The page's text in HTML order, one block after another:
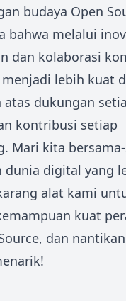
budaya Open
bahwa melalui
dan kolaborasi
lebih kuat
atas dukungan
kontribusi setiap
Mari kita
dunia digital yang
alat kami
kuat
dan